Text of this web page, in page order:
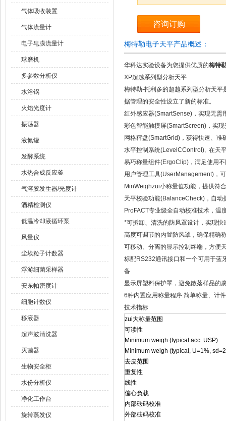
气体吸收装置
气体流量计
电子皂膜流量计
球磨机
多参数分析仪
水浴锅
火焰光度计
振荡器
液氮罐
发酵系统
水热合成反应釜
气溶胶发生器/光度计
酒精检测仪
低温冷却液循环泵
风量仪
尘埃粒子计数器
浮游细菌采样器
安东帕密度计
细胞计数仪
移液器
超声波清洗器
灭菌器
生物安全柜
水份分析仪
净化工作台
旋转蒸发仪
咨询订购
梅特勒电子天平产品概述：
华科达实验设备为您提供优质的梅特
XP超越系列型分析天平
梅特勒-托利多的超越系列型分析天
据管理的安全性设立了新的标准。
红外感应器(SmartSense)，实现无需
彩色智能触摸屏(SmartScreen)，实
网格秤盘(SmartGrid)，获得快速、准
水平控制系统(LevelCControl), 在天
易巧称量组件(ErgoClip)，满足使用
用户管理工具(UserManagement)，
MinWeighzui小称量值功能，提供符
天平校验功能(BalanceCheck)，自动
ProFACT专业级全自动校准技术，温
*可拆卸、清洗的防风罩设计，实现快
高度可调节的内置防风罩，确保精确
可移动、分离的显示控制终端，方便
标配RS232通讯接口和一个可用于蓝
备
显示屏塑料保护罩，避免散落样品的
6种内置应用称量程序:简单称量、计
技术指标
zui大称量范围
可读性
Minimum weigh (typical acc. USP)
Minimum weigh (typical, U=1%,
去皮范围
重复性
线性
偏心负载
内部砝码校准
外部砝码校准